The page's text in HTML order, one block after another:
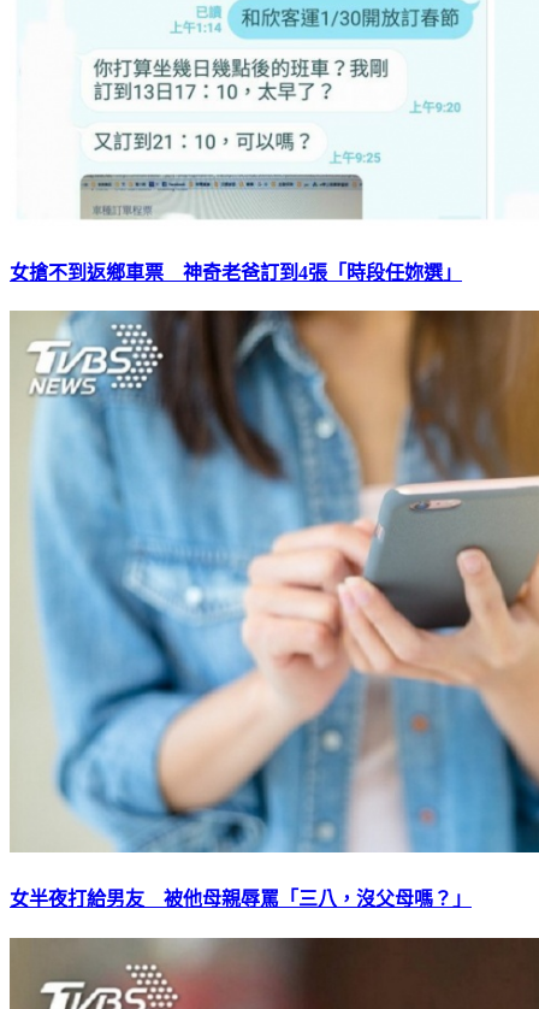
女搶不到返鄉車票 神奇老爸訂到4張「時段任妳選」
女半夜打給男友 被他母親辱罵「三八，沒父母嗎？」